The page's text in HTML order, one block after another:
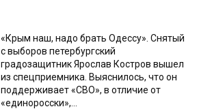
«Крым наш, надо брать Одессу». Снятый
с выборов петербургский
градозащитник Ярослав Костров вышел
из спецприемника. Выяснилось, что он
поддерживает «СВО», в отличие от
«единоросски»,...